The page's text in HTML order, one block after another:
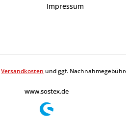
Impressum
Versandkosten und ggf.
www.sostex.de